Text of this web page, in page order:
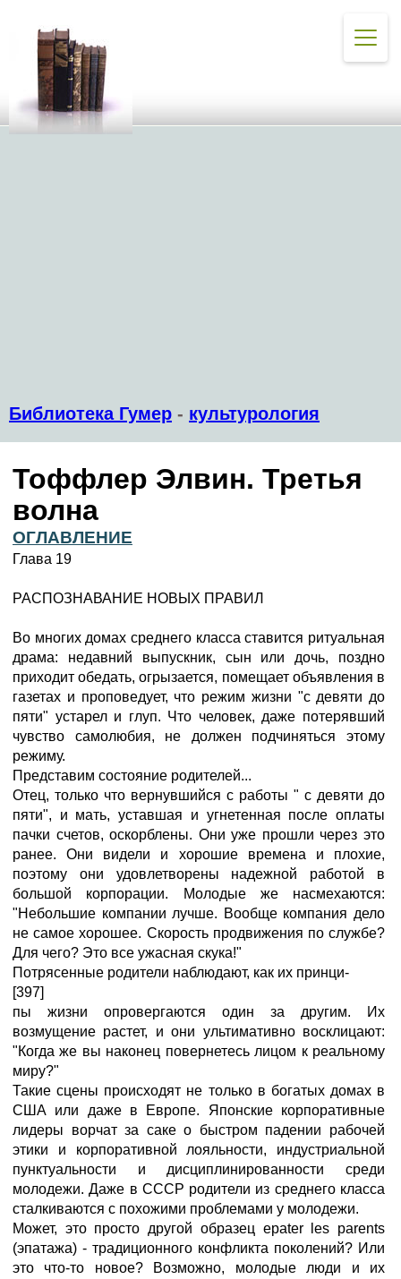
Библиотека Гумер - культурология
Тоффлер Элвин. Третья
волна
ОГЛАВЛЕНИЕ
Глава 19
РАСПОЗНАВАНИЕ НОВЫХ ПРАВИЛ
Во многих домах среднего класса ставится ритуальная
драма: недавний выпускник, сын или дочь, поздно
приходит обедать, огрызается, помещает объявления в
газетах и проповедует, что режим жизни "с девяти до
пяти" устарел и глуп. Что человек, даже потерявший
чувство самолюбия, не должен подчиняться этому
режиму.
Представим состояние родителей...
Отец, только что вернувшийся с работы " с девяти до
пяти", и мать, уставшая и угнетенная после оплаты
пачки счетов, оскорблены. Они уже прошли через это
ранее. Они видели и хорошие времена и плохие,
поэтому они удовлетворены надежной работой в
большой корпорации. Молодые же насмехаются:
"Небольшие компании лучше. Вообще компания дело
не самое хорошее. Скорость продвижения по службе?
Для чего? Это все ужасная скука!"
Потрясенные родители наблюдают, как их принци-
[397]
пы жизни опровергаются один за другим. Их
возмущение растет, и они ультимативно восклицают:
"Когда же вы наконец повернетесь лицом к реальному
миру?"
Такие сцены происходят не только в богатых домах в
США или даже в Европе. Японские корпоративные
лидеры ворчат за саке о быстром падении рабочей
этики и корпоративной лояльности, индустриальной
пунктуальности и дисциплинированности среди
молодежи. Даже в СССР родители из среднего класса
сталкиваются с похожими проблемами у молодежи.
Может, это просто другой образец epater les parents
(эпатажа) - традиционного конфликта поколений? Или
это что-то новое? Возможно, молодые люди и их